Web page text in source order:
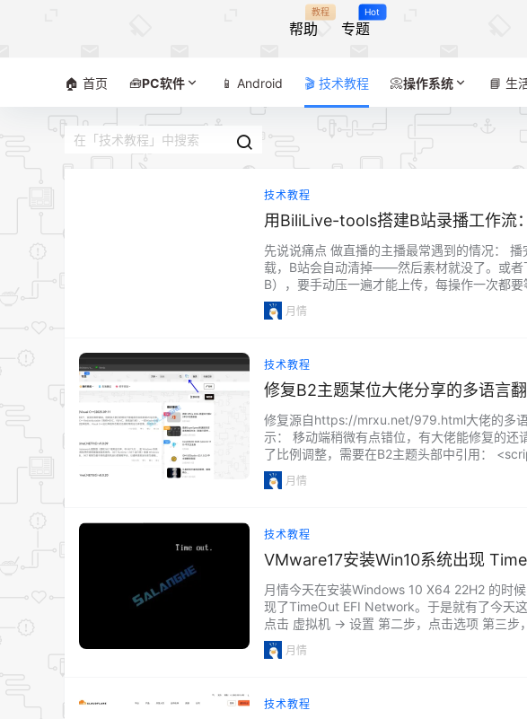
帮助
教程
专题
Hot
🏠 首页 🧰PC软件 📱 Android 🎬 技术教程 📀操作系统 📘 生
技术教程
用BiliLive-tools搭建B站录播工作流
先说说痛点 做直播的主播最常遇到的情况：
载，B站会自动清掉——然后素材就没了。或
B），要手动压一遍才能上传，每操作一次都
录制、弹幕处理、转码压制、自动上传、视频
一站式解…...
月情
技术教程
修复B2主题某位大佬分享的多语言
修复源自https://mrxu.net/979.html大佬的多
示： 移动端稍微有点错位，有大佬能修复的
了比例调整，需要在B2主题头部中引用：
s">…...
月情
技术教程
VMware17安装Win10系统出现
月情今天在安装Windows 10 X64 22H2 的时
现了TimeOut EFI Network。于是就有了今天
点击 虚拟机 -> 设置 第二步，点击选项 第三
机，即可看到Windows 10的启动界面了~...
月情
技术教程